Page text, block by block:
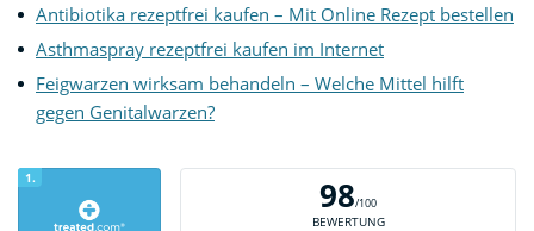
Antibiotika rezeptfrei kaufen – Mit Online Rezept bestellen
Asthmaspray rezeptfrei kaufen im Internet
Feigwarzen wirksam behandeln – Welche Mittel hilft
gegen Genitalwarzen?
1. 98/100
BEWERTUNG